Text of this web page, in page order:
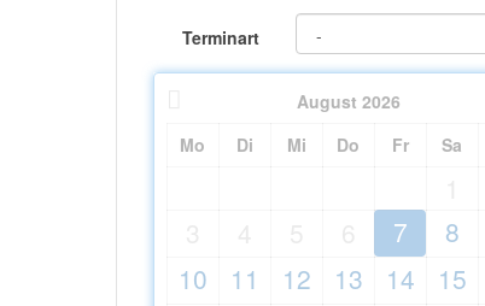
Terminart
August 2026
Mo
Di Mi Do Fr Sa
7 8
10
11 12 13 14 15